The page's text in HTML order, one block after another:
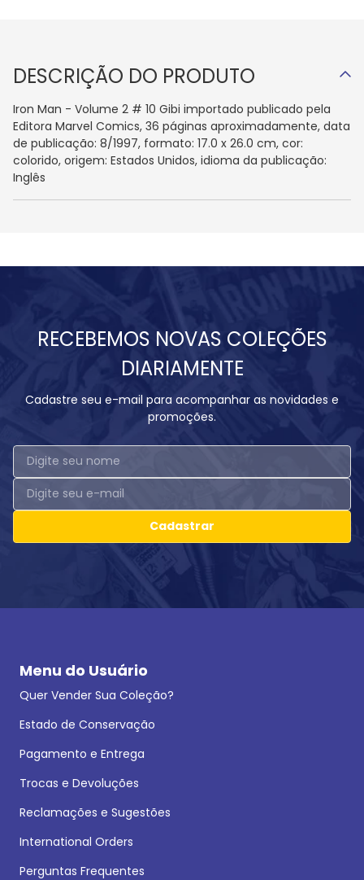
DESCRIÇÃO DO PRODUTO
Iron Man - Volume 2 # 10 Gibi importado publicado pela
Editora Marvel Comics, 36 páginas aproximadamente, data
de publicação: 8/1997, formato: 17.0 x 26.0 cm, cor:
colorido, origem: Estados Unidos, idioma da publicação:
Inglês
RECEBEMOS NOVAS COLEÇÕES
DIARIAMENTE
Cadastre seu e-mail para acompanhar as novidades e
promoções.
Cadastrar
Menu do Usuário
Quer Vender Sua Coleção?
Estado de Conservação
Pagamento e Entrega
Trocas e Devoluções
Reclamações e Sugestões
International Orders
Perguntas Frequentes